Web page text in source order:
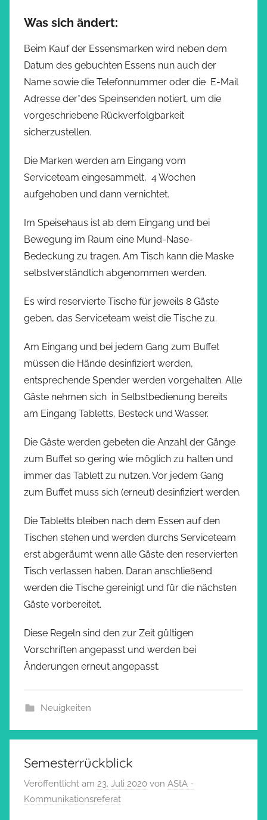
Was sich ändert:
Beim Kauf der Essensmarken wird neben dem
Datum des gebuchten Essens nun auch der
Name sowie die Telefonnummer oder die E-Mail
Adresse der*des Speinsenden notiert, um die
vorgeschriebene Rückverfolgbarkeit
sicherzustellen.
Die Marken werden am Eingang vom
Serviceteam eingesammelt, 4 Wochen
aufgehoben und dann vernichtet.
Im Speisehaus ist ab dem Eingang und bei
Bewegung im Raum eine Mund-Nase-
Bedeckung zu tragen. Am Tisch kann die Maske
selbstverständlich abgenommen werden.
Es wird reservierte Tische für jeweils 8 Gäste
geben, das Serviceteam weist die Tische zu.
Am Eingang und bei jedem Gang zum Buffet
müssen die Hände desinfiziert werden,
entsprechende Spender werden vorgehalten. Alle
Gäste nehmen sich in Selbstbedienung bereits
am Eingang Tabletts, Besteck und Wasser.
Die Gäste werden gebeten die Anzahl der Gänge
zum Buffet so gering wie möglich zu halten und
immer das Tablett zu nutzen. Vor jedem Gang
zum Buffet muss sich (erneut) desinfiziert werden.
Die Tabletts bleiben nach dem Essen auf den
Tischen stehen und werden durchs Serviceteam
erst abgeräumt wenn alle Gäste den reservierten
Tisch verlassen haben. Daran anschließend
werden die Tische gereinigt und für die nächsten
Gäste vorbereitet.
Diese Regeln sind den zur Zeit gültigen
Vorschriften angepasst und werden bei
Änderungen erneut angepasst.
Neuigkeiten
Semesterrückblick
Veröffentlicht am 23. Juli 2020 von AStA -
Kommunikationsreferat